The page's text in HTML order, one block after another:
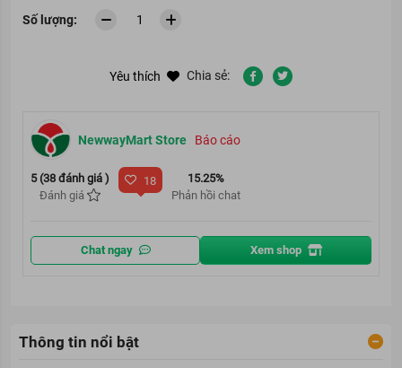
Số lượng:
NewwayMart Store Báo cáo
5 (38 đánh giá )
Đánh giá
18
15.25%
Phản hồi chat
Chat ngay Xem shop
Yêu thích Chia sẻ:
Thông tin nổi bật